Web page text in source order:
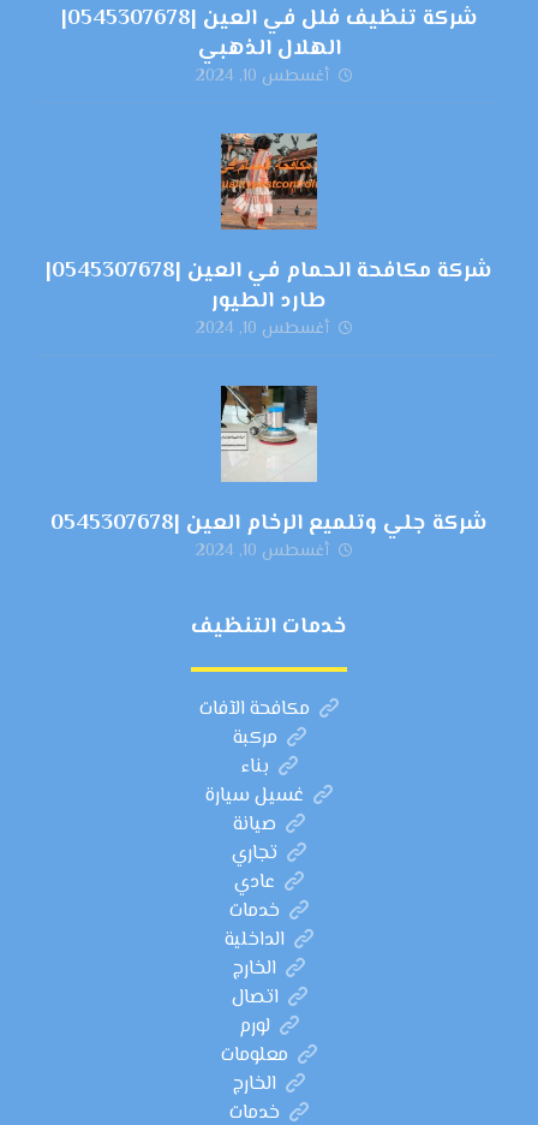
شركة تنظيف فلل في العين |0545307678|
الهلال الذهبي
أغسطس 10, 2024
شركة مكافحة الحمام في العين |0545307678|
طارد الطيور
أغسطس 10, 2024
شركة جلي وتلميع الرخام العين |0545307678
أغسطس 10, 2024
خدمات التنظيف
مكافحة الآفات
مركبة
بناء
غسيل سيارة
صيانة
تجاري
عادي
خدمات
الداخلية
الخارج
اتصال
لورم
معلومات
الخارج
خدمات